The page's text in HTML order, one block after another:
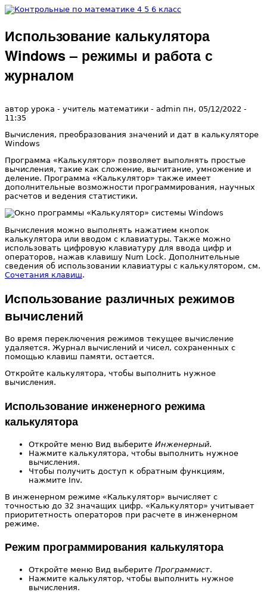
Перейти к основному содержанию
Контрольные
по
математике 4
5 6 класс
Использование калькулятора
Windows – режимы и работа с
журналом
автор урока - учитель математики - admin пн, 05/12/2022 -
11:35
Вычисления, преобразования значений и дат в калькуляторе
Windows
Программа «Калькулятор» позволяет выполнять простые
вычисления, такие как сложение, вычитание, умножение и
деление. Программа «Калькулятор» также имеет
дополнительные возможности программирования, научных
расчетов и ведения статистики.
Вычисления можно выполнять нажатием кнопок
калькулятора или вводом с клавиатуры. Также можно
использовать цифровую клавиатуру для ввода цифр и
операторов, нажав клавишу Num Lock. Дополнительные
сведения об использовании клавиатуры с калькулятором, см.
Сочетания клавиш.
Использование различных режимов
вычислений
Во время переключения режимов текущее вычисление
удаляется. Журнал вычислений и чисел, сохраненных с
помощью клавиш памяти, остается.
Откройте калькулятора, чтобы выполнить нужное
вычисления.
Использование инженерного режима
калькулятора
Откройте меню Вид выберите Инженерный.
Нажмите калькулятора, чтобы выполнить нужное
вычисления.
Чтобы получить доступ к обратным функциям,
нажмите Inv.
В инженерном режиме «Калькулятор» вычисляет с
точностью до 32 значащих цифр. «Калькулятор» учитывает
приоритетность операторов при расчете в инженерном
режиме.
Режим программирования калькулятора
Откройте меню Вид выберите Программист.
Нажмите калькулятор, чтобы выполнить нужное
вычисления.